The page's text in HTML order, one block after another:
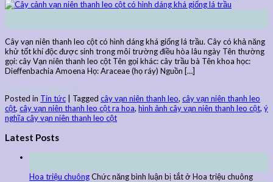
Cây vạn niên thanh leo cột có hình dáng khá giống lá trầu. Cây có khả năng
khử tốt khí độc được sinh trong môi trường điều hòa lâu ngày Tên thường
gọi: cây Vạn niên thanh leo cột Tên gọi khác: cây trầu bà Tên khoa học:
Dieffenbachia Amoena Họ: Araceae (họ ráy) Nguồn […]
Posted in Tin tức | Tagged cây vạn niên thanh leo, cây vạn niên thanh leo
cột, cây vạn niên thanh leo cột ra hoa, hình ảnh cây vạn niên thanh leo cột, ý
nghĩa cây vạn niên thanh leo cột
Latest Posts
Hoa triệu chuôngChức năng bình luận bị tắtở Hoa triệu chuông